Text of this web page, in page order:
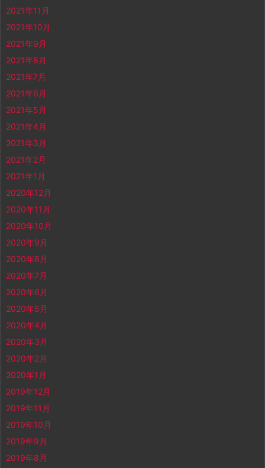
2021年11月
2021年10月
2021年9月
2021年8月
2021年7月
2021年6月
2021年5月
2021年4月
2021年3月
2021年2月
2021年1月
2020年12月
2020年11月
2020年10月
2020年9月
2020年8月
2020年7月
2020年6月
2020年5月
2020年4月
2020年3月
2020年2月
2020年1月
2019年12月
2019年11月
2019年10月
2019年9月
2019年8月